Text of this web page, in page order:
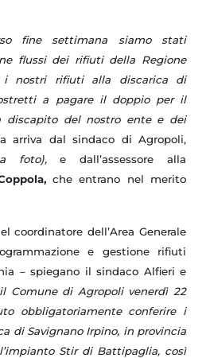
fine settimana siamo stati
flussi dei rifiuti della Regione
i nostri rifiuti alla discarica di
a pagare il doppio per il
discapito del nostro ente e dei
arriva dal sindaco di Agropoli,
foto),e dall’assessore alla
che entrano nel merito
coordinatore dell’Area Generale
e gestione rifiuti
– spiegano il sindaco Alfieri e
il Comune di Agropoli venerdì 22
obbligatoriamente conferire i
di Savignano Irpino, in provincia
Stir di Battipaglia, così